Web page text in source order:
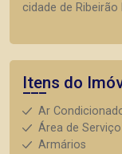
cidade de Ribeirão
Itens do
Ar
Área de Serviço
Armários